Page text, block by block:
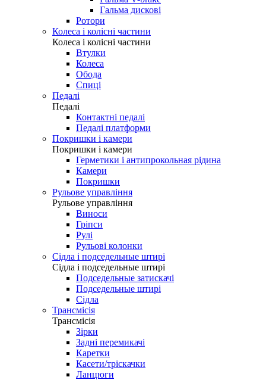
Гальма дискові
Ротори
Колеса і колісні частини
Колеса і колісні частини
Втулки
Колеса
Обода
Спиці
Педалі
Педалі
Контактні педалі
Педалі платформи
Покришки і камери
Покришки і камери
Герметики і антипрокольная рідина
Камери
Покришки
Рульове управління
Рульове управління
Виноси
Гріпси
Рулі
Рульові колонки
Сідла і подседельные штирі
Сідла і подседельные штирі
Подседельные затискачі
Подседельные штирі
Сідла
Трансмісія
Трансмісія
Зірки
Задні перемикачі
Каретки
Касети/тріскачки
Ланцюги